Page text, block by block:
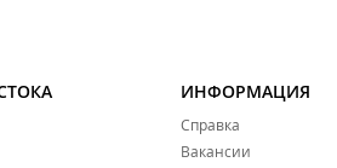
Владивостоке
и гостей Владивостока
ИНФОРМАЦИЯ
Справка
Вакансии